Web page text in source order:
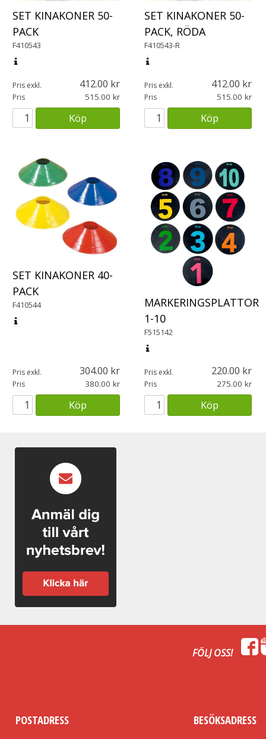
SET KINAKONER 50-
PACK
F410543
Pris exkl. 412.00
Pris 515.00
Köp
SET KINAKONER 50-
PACK, RÖDA
F410543-R
Pris exkl. 412.00
Pris 515.00
Köp
SET KINAKONER 40-
PACK
F410544
Pris exkl. 304.00
Pris 380.00
Köp
MARKERINGSPLATTOR
1-10
F515142
Pris exkl. 220.00
Pris 275.00
Köp
FÖLJ OSS!
POSTADRESS BESÖKSADRESS